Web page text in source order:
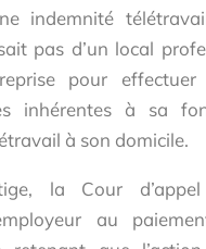
indemnité
pas d’un local
pour
inhérentes à sa
à son domicile.
la Cour
au